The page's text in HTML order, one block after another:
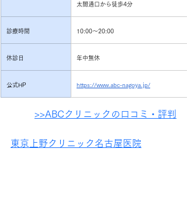
太閤通口から徒歩4分
診療時間 10:00～20:00
休診日 年中無休
公式HP https://www.abc-nagoya.jp/
>>ABCクリニックの口コミ・評判
東京上野クリニック名古屋医院